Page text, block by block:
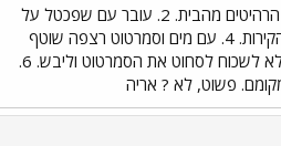
1. אתה מוציא את כל הרהיטים מהבית. 2. עובר עם שפכטל על
הקירות. 3. מסייד את הקירות. 4. עם מים וסמרטוט רצפה שוטף
היטב את הרצפה. 5. לא לשכוח לסחוט את הסמרטוט וליבש. 6.
פשוט, לא ? אריה